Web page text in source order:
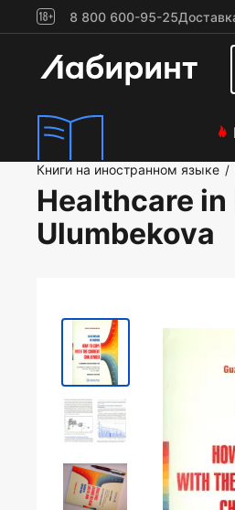
8 800 600-95-25
Книги на иностранном языке /
Healthcare
Ulumbekova